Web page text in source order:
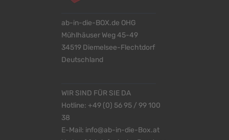
ab-in-die-BOX.de OHG
Mühlhäuser Weg 45-49
34519 Diemelsee-Flechtdorf
Deutschland
WIR SIND FÜR SIE DA
Hotline: +49 (0) 56 95 / 99 100
38
E-Mail: info@ab-in-die-Box.at